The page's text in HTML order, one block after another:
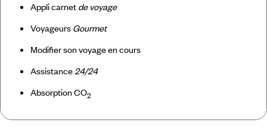
Appli carnet de voyage
Voyageurs Gourmet
Modifier son voyage en cours
Assistance24/24
Absorption CO2